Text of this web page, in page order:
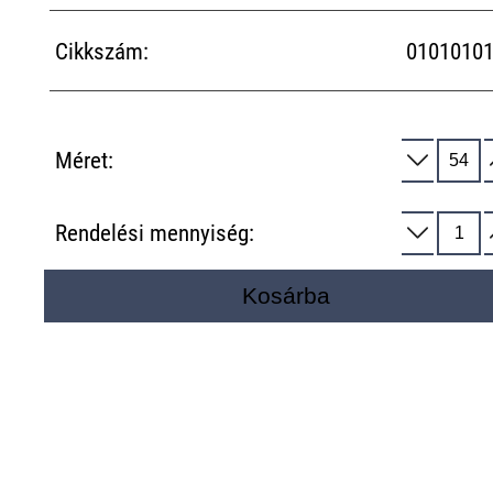
Cikkszám:
Méret:
Rendelési mennyiség:
Kosárba